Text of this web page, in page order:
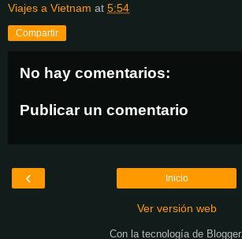
Viajes a Vietnam at 5:54
Compartir
No hay comentarios:
Publicar un comentario
‹ Inicio
Ver versión web
Con la tecnología de Blogger.